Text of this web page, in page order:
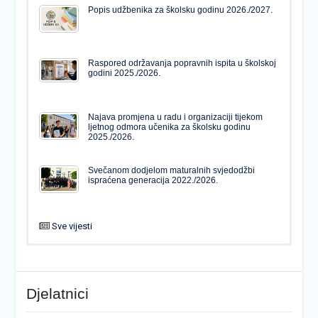
Popis udžbenika za školsku godinu 2026./2027.
Raspored održavanja popravnih ispita u školskoj
godini 2025./2026.
Najava promjena u radu i organizaciji tijekom
ljetnog odmora učenika za školsku godinu
2025./2026.
Svečanom dodjelom maturalnih svjedodžbi
ispraćena generacija 2022./2026.
Sve vijesti
Popis udžbenika za školsku godinu 2026./2027.
Natječaj za upis u 1. razred Katoličke gimnazije s
pravom javnosti
Djelatnici